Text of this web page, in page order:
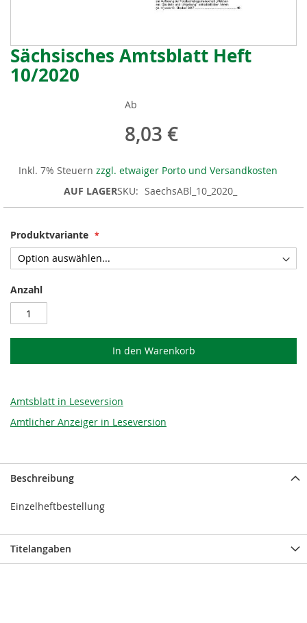
Sächsisches Amtsblatt Heft
10/2020
Ab
8,03 €
Inkl. 7% Steuern zzgl. etwaiger Porto und Versandkosten
AUF LAGERSKU SaechsABl_10_2020_
Produktvariante
Anzahl
In den Warenkorb
Amtsblatt in Leseversion
Amtlicher Anzeiger in Leseversion
Zum
Anfang
der
Beschreibung
Einzelheftbestellung
Titelangaben